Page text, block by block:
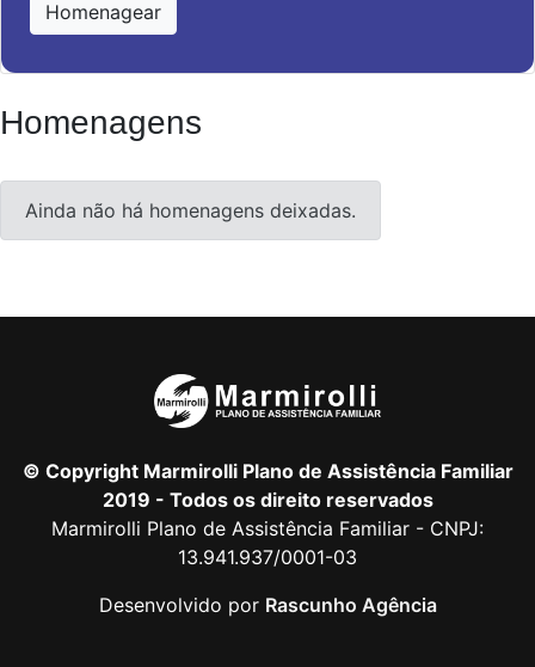
Homenagear
Homenagens
Ainda não há homenagens deixadas.
© Copyright Marmirolli Plano de Assistência Familiar
2019 - Todos os direito reservados
Marmirolli Plano de Assistência Familiar - CNPJ:
13.941.937/0001-03
Desenvolvido por Rascunho Agência